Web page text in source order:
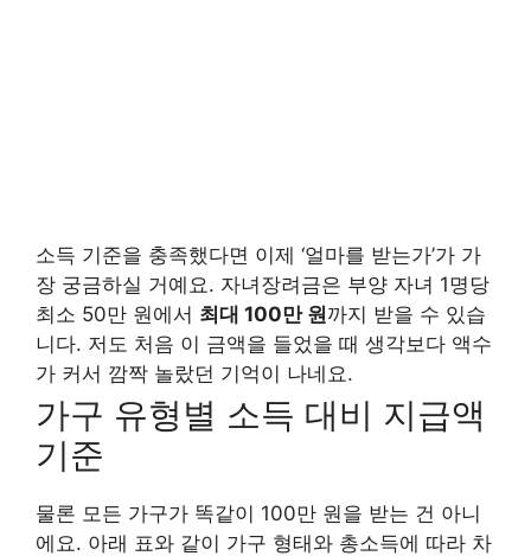
소득 기준을 충족했다면 이제 ‘얼마를 받는가’가 가
장 궁금하실 거예요. 자녀장려금은 부양 자녀 1명당
최소 50만 원에서 최대 100만 원까지 받을 수 있습
니다. 저도 처음 이 금액을 들었을 때 생각보다 액수
가 커서 깜짝 놀랐던 기억이 나네요.
가구 유형별 소득 대비 지급액
기준
물론 모든 가구가 똑같이 100만 원을 받는 건 아니
에요. 아래 표와 같이 가구 형태와 총소득에 따라 차